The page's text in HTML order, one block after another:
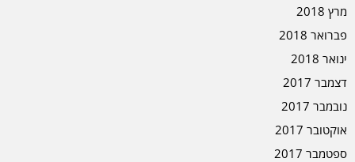
מרץ 2018
פברואר 2018
ינואר 2018
דצמבר 2017
נובמבר 2017
אוקטובר 2017
ספטמבר 2017